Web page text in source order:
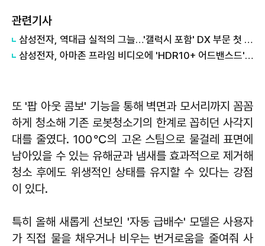
관련기사
삼성전자, 역대급 실적의 그늘…'갤럭시 포함' DX 부문 첫 적자
삼성전자, 아마존 프라임 비디오에 'HDR10+ 어드밴스드' 기술 선보여
또 '팝 아웃 콤보' 기능을 통해 벽면과 모서리까지 꼼꼼
하게 청소해 기존 로봇청소기의 한계로 꼽히던 사각지
대를 줄였다. 100℃의 고온 스팀으로 물걸레 표면에
남아있을 수 있는 유해균과 냄새를 효과적으로 제거해
청소 후에도 위생적인 상태를 유지할 수 있다는 강점
이 있다.
특히 올해 새롭게 선보인 '자동 급배수' 모델은 사용자
가 직접 물을 채우거나 비우는 번거로움을 줄여줘 사